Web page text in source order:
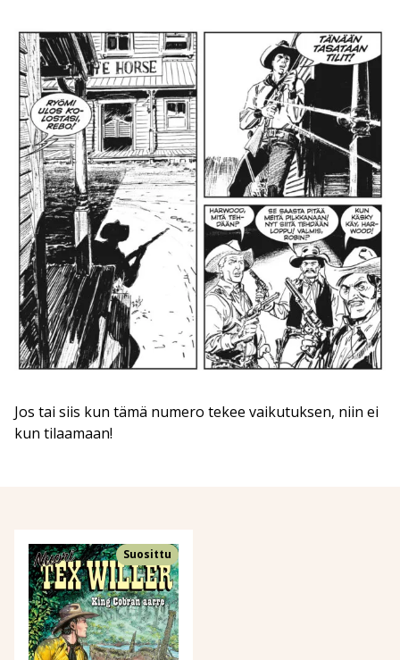
Jos tai siis kun tämä numero tekee vaikutuksen, niin ei
kun tilaamaan!
Suosittu